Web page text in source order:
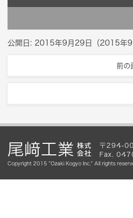
公開日: 2015年9月29日 （ 2015年9
前の
〒294-
Fax.
Copyright 2015 "Ozaki Kogyo Inc." All rights